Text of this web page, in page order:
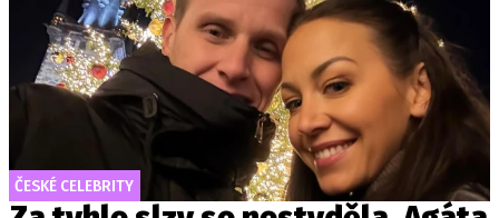
ČESKÉ CELEBRITY